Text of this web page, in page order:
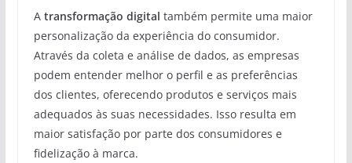
A transformação digital também permite uma maior
personalização da experiência do consumidor.
Através da coleta e análise de dados, as empresas
podem entender melhor o perfil e as preferências
dos clientes, oferecendo produtos e serviços mais
adequados às suas necessidades. Isso resulta em
maior satisfação por parte dos consumidores e
fidelização à marca.